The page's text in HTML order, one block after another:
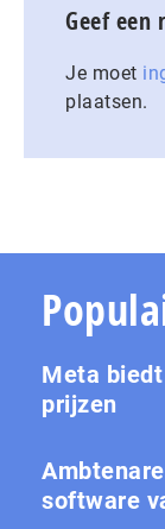
Geef een
Je moet
plaatsen.
Meta biedt
prijzen
software